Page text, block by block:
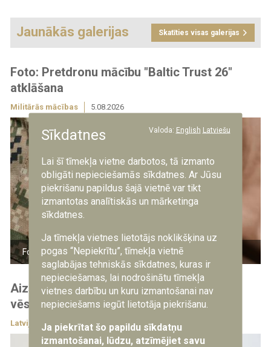
Jaunākās galerijas Skatīties visas galerijas
Foto: Pretdronu mācību "Baltic Trust 26"
atklāšana
Militārās mācības 5.08.2026
Foto: kaprālis R.R. Putnis/NBS
Aizsardzības ministrs apbalvo Kanādas
vēstnieku Latvijā
Latvijā 4.08.2026
Sīkdatnes Valoda: English Latviešu
Lai šī tīmekļa vietne darbotos, tā izmanto
obligāti nepieciešamās sīkdatnes. Ar Jūsu
piekrišanu papildus šajā vietnē var tikt
izmantotas analītiskās un mārketinga
sīkdatnes.
Ja tīmekļa vietnes lietotājs noklikšķina uz
pogas “Nepiekrītu”, tīmekļa vietnē
saglabājas tehniskās sīkdatnes, kuras ir
nepieciešamas, lai nodrošinātu tīmekļa
vietnes darbību un kuru izmantošanai nav
nepieciešams iegūt lietotāja piekrišanu.
Ja piekrītat šo papildu sīkdatņu
izmantošanai, lūdzu, atzīmējiet savu